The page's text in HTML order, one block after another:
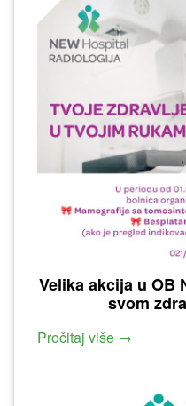
Velika akcija u OB
svom
Pročitaj više →